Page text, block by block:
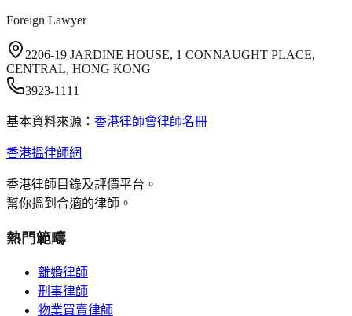
Foreign Lawyer
2206-19 JARDINE HOUSE, 1 CONNAUGHT PLACE,
CENTRAL, HONG KONG
3923-1111
基本資料來源： 香港律師會律師名冊
香港搵律師網
香港律師目錄及評價平台。
幫你搵到合適的律師。
熱門範疇
離婚律師
刑事律師
物業買賣律師